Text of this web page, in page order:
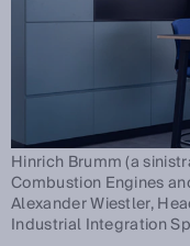
Hinrich Brumm (a
Combustion Engines
Alexander Wiestler,
Industrial Integration